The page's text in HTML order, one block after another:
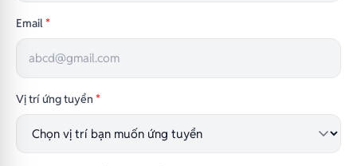
Email*
Vị trí ứng tuyển *